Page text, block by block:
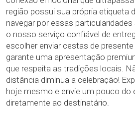
região possui sua própria etiqueta
navegar por essas
o nosso serviço confiável de
escolher enviar cestas de presente
garante uma apresentação
que respeita as tradições locais.
distância diminua a celebração!
hoje mesmo e envie um pouco do
diretamente ao destinatário.